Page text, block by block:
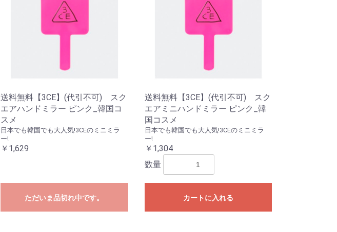
送料無料【3CE】(代引不可) スク
エアハンドミラー ピンク_韓国コ
スメ
日本でも韓国でも大人気!3CEのミニミラ
ー!
￥1,629
ただいま品切れ中です。
送料無料【3CE】(代引不可) スク
エアミニハンドミラー ピンク_韓
国コスメ
日本でも韓国でも大人気!3CEのミニミラ
ー!
￥1,304
数量
カートに入れる